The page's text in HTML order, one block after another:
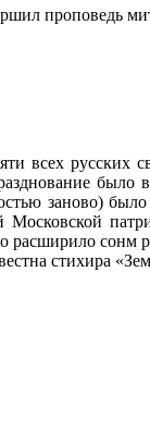
проповедь
всех русских
было
заново)
сонм
стихира